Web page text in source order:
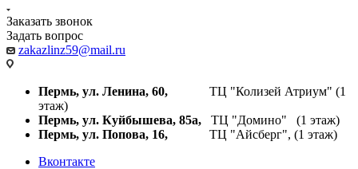
Заказать звонок
Задать вопрос
zakazlinz59@mail.ru
Пермь, ул. Ленина, 60, ТЦ "Колизей Атриум" (1
этаж)
Пермь, ул. Куйбышева, 85а, ТЦ "Домино" (1 этаж)
Пермь, ул. Попова, 16, ТЦ "Айсберг", (1 этаж)
Вконтакте